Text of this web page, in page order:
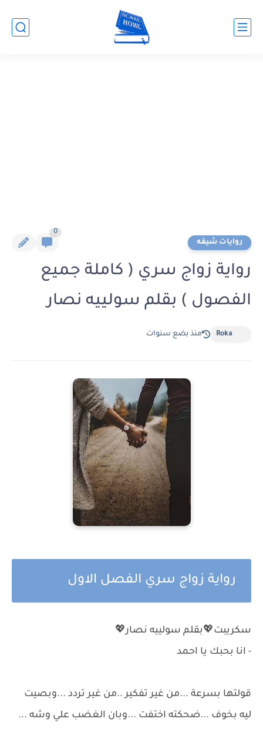
روايات شيقه
0
رواية زواج سري ( كاملة جميع
الفصول ) بقلم سولييه نصار
Roka منذ بضع سنوات
رواية زواج سري الفصل الاول
سكريبت💖بقلم سولييه نصار💖
- انا بحبك يا احمد
قولتها بسرعة ...من غير تفكير ..من غير تردد ...وبصيت
ليه بخوف ...ضحكته اختفت ...وبان الغضب علي وشه ...